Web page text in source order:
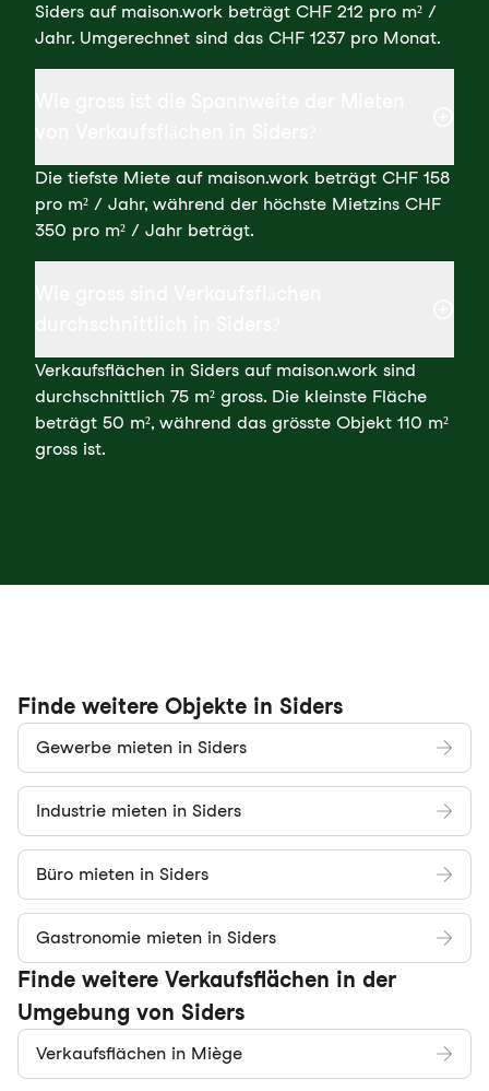
Siders auf maison.work beträgt CHF 212 pro m² /
Jahr. Umgerechnet sind das CHF 1237 pro Monat.
Die tiefste Miete auf maison.work beträgt CHF 158
pro m² / Jahr, während der höchste Mietzins CHF
350 pro m² / Jahr beträgt.
Verkaufsflächen in Siders auf maison.work sind
durchschnittlich 75 m² gross. Die kleinste Fläche
beträgt 50 m², während das grösste Objekt 110 m²
gross ist.
Finde weitere Objekte in Siders
Gewerbe mieten in Siders
Industrie mieten in Siders
Büro mieten in Siders
Gastronomie mieten in Siders
Finde weitere Verkaufsflächen in der
Umgebung von Siders
Verkaufsflächen in Miège